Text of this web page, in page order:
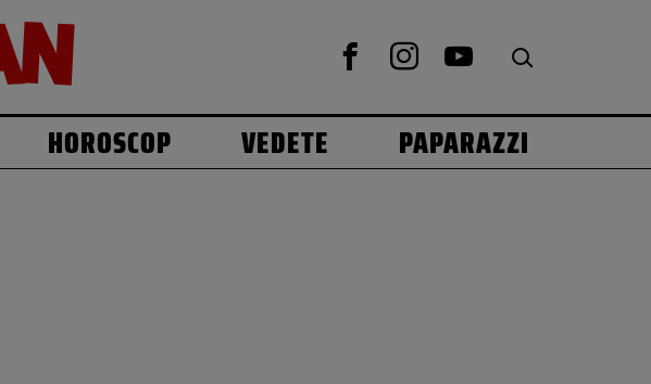
HOROSCOP VEDETE PAPARAZZI